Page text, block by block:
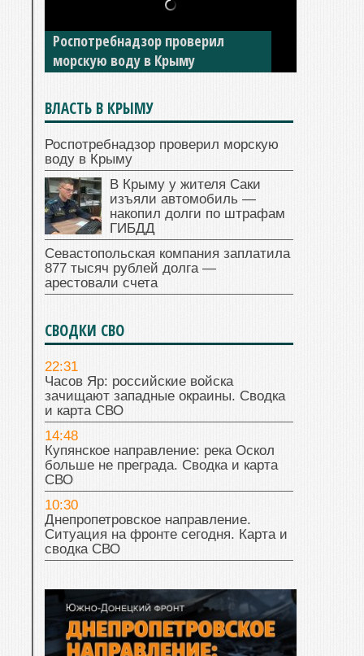
автомобиль — накопил долги по
штрафам ГИБДД
ВЛАСТЬ В КРЫМУ
Роспотребнадзор проверил морскую
воду в Крыму
В Крыму у жителя Саки
изъяли автомобиль —
накопил долги по штрафам
ГИБДД
Севастопольская компания заплатила
877 тысяч рублей долга —
арестовали счета
СВОДКИ СВО
22:31
Часов Яр: российские войска
зачищают западные окраины. Сводка
и карта СВО
14:48
Купянское направление: река Оскол
больше не преграда. Сводка и карта
СВО
10:30
Днепропетровское направление.
Ситуация на фронте сегодня. Карта и
сводка СВО